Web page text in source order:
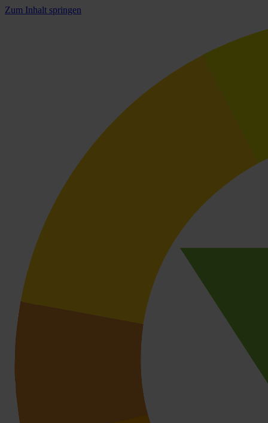
Zum Inhalt springen